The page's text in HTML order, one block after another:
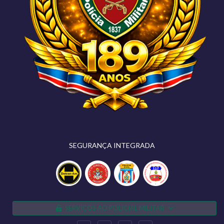
SEGURANÇA INTEGRADA
SERVIÇOS AO POLICIAL MILITAR